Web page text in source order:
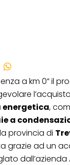
Email
a km 0” il
energetica,
a
provincia di
grazie ad un
dall’azienda